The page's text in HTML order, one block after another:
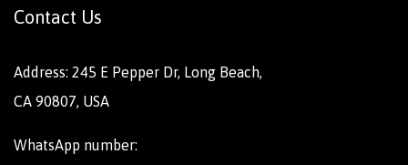
Contact Us
Address: 245 E Pepper Dr, Long Beach,
CA 90807, USA
WhatsApp number: